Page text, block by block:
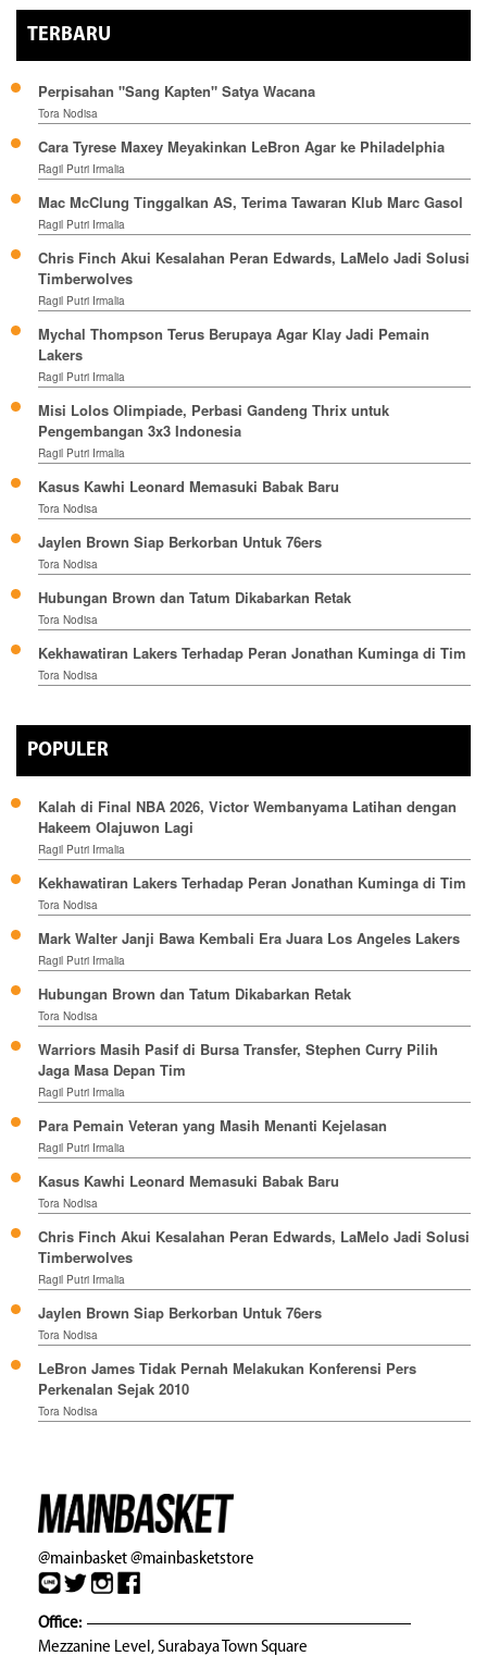
TERBARU
Perpisahan "Sang Kapten" Satya Wacana
Tora Nodisa
Cara Tyrese Maxey Meyakinkan LeBron Agar ke Philadelphia
Ragil Putri Irmalia
Mac McClung Tinggalkan AS, Terima Tawaran Klub Marc Gasol
Ragil Putri Irmalia
Chris Finch Akui Kesalahan Peran Edwards, LaMelo Jadi Solusi
Timberwolves
Ragil Putri Irmalia
Mychal Thompson Terus Berupaya Agar Klay Jadi Pemain
Lakers
Ragil Putri Irmalia
Misi Lolos Olimpiade, Perbasi Gandeng Thrix untuk
Pengembangan 3x3 Indonesia
Ragil Putri Irmalia
Kasus Kawhi Leonard Memasuki Babak Baru
Tora Nodisa
Jaylen Brown Siap Berkorban Untuk 76ers
Tora Nodisa
Hubungan Brown dan Tatum Dikabarkan Retak
Tora Nodisa
Kekhawatiran Lakers Terhadap Peran Jonathan Kuminga di Tim
Tora Nodisa
POPULER
Kalah di Final NBA 2026, Victor Wembanyama Latihan dengan
Hakeem Olajuwon Lagi
Ragil Putri Irmalia
Kekhawatiran Lakers Terhadap Peran Jonathan Kuminga di Tim
Tora Nodisa
Mark Walter Janji Bawa Kembali Era Juara Los Angeles Lakers
Ragil Putri Irmalia
Hubungan Brown dan Tatum Dikabarkan Retak
Tora Nodisa
Warriors Masih Pasif di Bursa Transfer, Stephen Curry Pilih
Jaga Masa Depan Tim
Ragil Putri Irmalia
Para Pemain Veteran yang Masih Menanti Kejelasan
Ragil Putri Irmalia
Kasus Kawhi Leonard Memasuki Babak Baru
Tora Nodisa
Chris Finch Akui Kesalahan Peran Edwards, LaMelo Jadi Solusi
Timberwolves
Ragil Putri Irmalia
Jaylen Brown Siap Berkorban Untuk 76ers
Tora Nodisa
LeBron James Tidak Pernah Melakukan Konferensi Pers
Perkenalan Sejak 2010
Tora Nodisa
@mainbasket@mainbasketstore
Office:
Mezzanine Level, Surabaya Town Square